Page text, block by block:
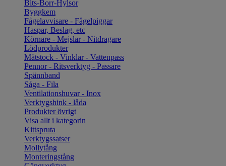
Bits-Borr-Hylsor
Byggkem
Fågelavvisare - Fågelpiggar
Haspar, Beslag, etc
Körnare - Mejslar - Nitdragare
Lödprodukter
Mätstock - Vinklar - Vattenpass
Pennor - Ritsverktyg - Passare
Spännband
Såga - Fila
Ventilationshuvar - Inox
Verktygshink - låda
Produkter övrigt
Visa allt i kategorin
Kittspruta
Verktygssatser
Mollytång
Monteringstång